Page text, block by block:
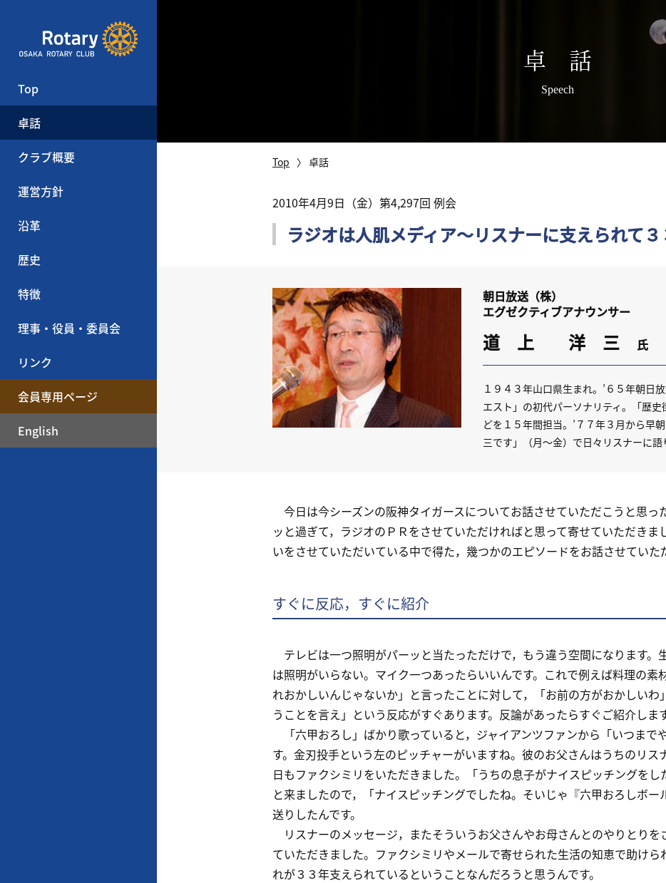
Top
卓話
クラブ概要
運営方針
沿革
歴史
特徴
理事・役員・委員会
リンク
会員専用ページ
English
卓 話
Speech
Top 卓話
2010年4月9日（金）第4,297回 例会
ラジオは人肌メディア～リスナーに支えられて
朝日放送（株）
エグゼクティブアナウンサー
道 上 洋 三 氏
１９４３年山口県生まれ。’６５年朝日
エスト」の初代パーソナリティ。「歴
どを１５年間担当。’７７年３月から早
三です」（月～金）で日々リスナーに語
今日は今シーズンの阪神タイガースについてお話させていただこうと思っ
ッと過ぎて，ラジオのＰＲをさせていただければと思って寄せていただき
いをさせていただいている中で得た，幾つかのエピソードをお話させていた
すぐに反応，すぐに紹介
テレビは一つ照明がパーッと当たっただけで，もう違う空間になります。
は照明がいらない。マイク一つあったらいいんです。これで例えば料理の素
れおかしいんじゃないか」と言ったことに対して，「お前の方がおかしい
うことを言え」という反応がすぐあります。反論があったらすぐご紹介します
「六甲おろし」ばかり歌っていると，ジャイアンツファンから「いつまで
す。金刃投手という左のピッチャーがいますね。彼のお父さんはうちのリス
日もファクシミリをいただきました。「うちの息子がナイスピッチングをし
と来ましたので，「ナイスピッチングでしたね。そいじゃ『六甲おろしボ
送りしたんです。
リスナーのメッセージ，またそういうお父さんやお母さんとのやりとり
ていただきました。ファクシミリやメールで寄せられた生活の知恵で助けら
れが３３年支えられているということなんだろうと思うんです。